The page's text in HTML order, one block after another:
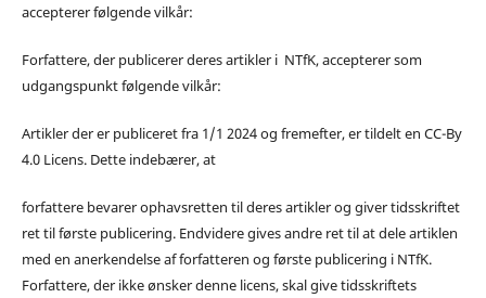
accepterer følgende vilkår:
Forfattere, der publicerer deres artikler i NTfK, accepterer som
udgangspunkt følgende vilkår:
Artikler der er publiceret fra 1/1 2024 og fremefter, er tildelt en CC-By
4.0 Licens. Dette indebærer, at
forfattere bevarer ophavsretten til deres artikler og giver tidsskriftet
ret til første publicering. Endvidere gives andre ret til at dele artiklen
med en anerkendelse af forfatteren og første publicering i NTfK.
Forfattere, der ikke ønsker denne licens, skal give tidsskriftets